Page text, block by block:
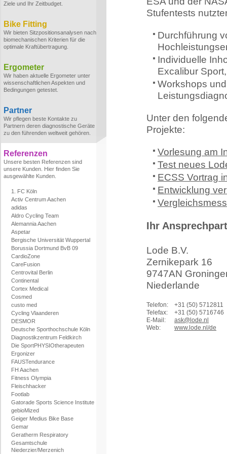
Ziele und Ihr Zeitbudget.
Bike Fitting
Wir bieten Sitzpositionsanalysen nach
biomechanischen Kriterien für die
optimale Kraftübertragung.
Ergometer
Wir haben aktuelle Ergometer unter
wissenschaftlichen Aspekten und
Bedingungen getestet.
Partner
Wir pflegen beste Kontakte zu
Partnern deren diagnostische Geräte
zu den führenden weltweit gehören.
Referenzen
Unsere besten Referenzen sind
unsere Kunden. Hier finden Sie
ausgewählte Kunden.
1. FC Köln
Activ Centrum Aachen
adidas
Aldro Cycling Team
Alemannia Aachen
Aspetar
Bergische Universität Wuppertal
Borussia Dortmund BvB 09
CardioZone
CareFusion
Centrovital Berlin
Continental
Cortex Medical
Cosmed
custo med
Cycling Vlaanderen
DESMOR
Deutsche Sporthochschule Köln
Diagnostikzentrum Feldkirch
Die SportPHYSIOtherapeuten
Ergonizer
FAUSTendurance
FH Aachen
Fitness Olympia
Fleischhacker
Footlab
Gatorade Sports Science Institute
gebioMized
Geiger Medius Bike Base
Gemar
Geratherm Respiratory
Gesamtschule
Niederzier/Merzenich
Stufentests
Durchführung
Individuelle
Excalibur
Workshops
Unter den
Projekte:
Vorlesung am
Test neues
ECSS Vortrag
Entwicklung
Ihr
Lode B.V.
Zernikepark 16
9747AN
Niederlande
Telefon: +31 (50) 5712811
Telefax: +31 (50) 5716746
E-Mail:
ask@lode.nl
Web:
www.lode.nl/de